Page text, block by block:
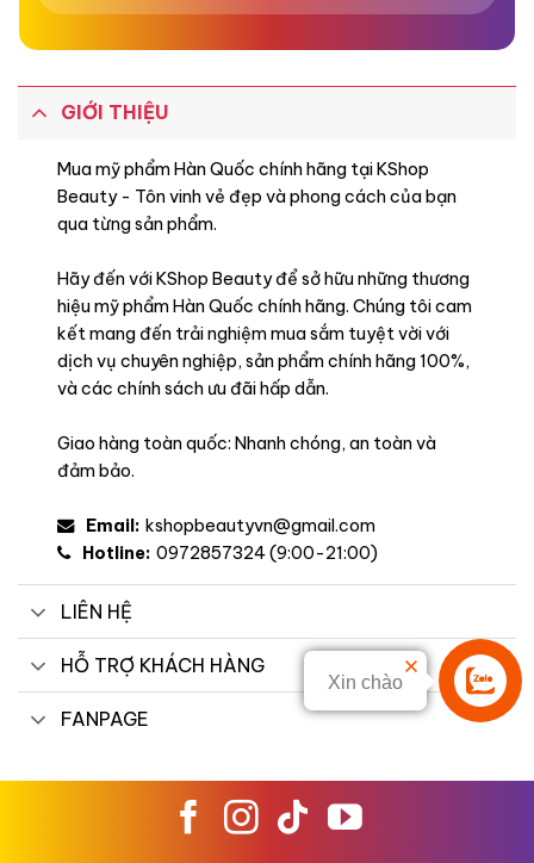
Liên hệ
Xin chào
GIỚI THIỆU
Mua mỹ phẩm Hàn Quốc chính hãng tại KShop
Beauty - Tôn vinh vẻ đẹp và phong cách của bạn
qua từng sản phẩm.
Hãy đến với KShop Beauty để sở hữu những thương
hiệu mỹ phẩm Hàn Quốc chính hãng. Chúng tôi cam
kết mang đến trải nghiệm mua sắm tuyệt vời với
dịch vụ chuyên nghiệp, sản phẩm chính hãng 100%,
và các chính sách ưu đãi hấp dẫn.
Giao hàng toàn quốc: Nhanh chóng, an toàn và
đảm bảo.
Email: kshopbeautyvn@gmail.com
Hotline: 0972857324 (9:00-21:00)
LIÊN HỆ
HỖ TRỢ KHÁCH HÀNG
FANPAGE